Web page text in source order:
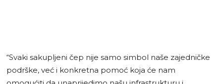
“Svaki sakupljeni čep nije samo simbol naše zajedničke
podrške, već i konkretna pomoć koja će nam